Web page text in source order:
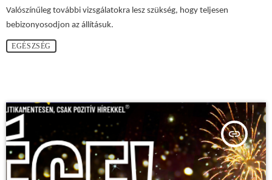
Valószínűleg további vizsgálatokra lesz szükség, hogy teljesen
bebizonyosodjon az állításuk.
EGÉSZSÉG
insert_link